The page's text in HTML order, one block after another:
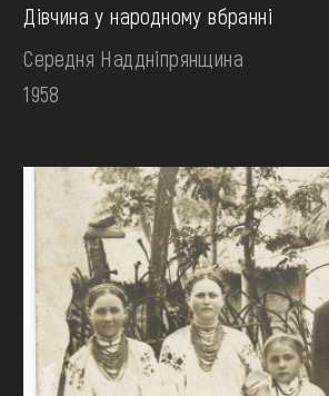
Дівчина у народному вбранні
Середня Наддніпрянщина
1958